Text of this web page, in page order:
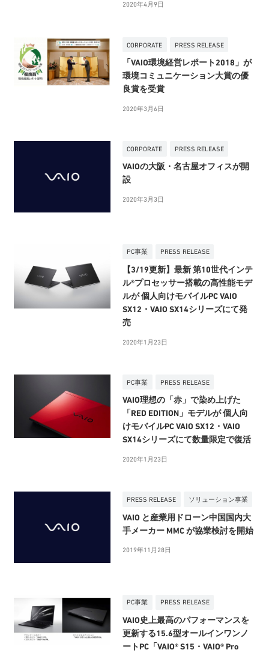
2020年4月9日
CORPORATE PRESS RELEASE
「VAIO環境経営レポート2018」が
環境コミュニケーション大賞の優
良賞を受賞
2020年3月6日
CORPORATE PRESS RELEASE
VAIOの大阪・名古屋オフィスが開
設
2020年3月3日
PC事業 PRESS RELEASE
【3/19更新】最新 第10世代インテ
ル®プロセッサー搭載の高性能モデ
ルが 個人向けモバイルPC VAIO
SX12・VAIO SX14シリーズにて発
売
2020年1月23日
PC事業 PRESS RELEASE
VAIO理想の「赤」で染め上げた
「RED EDITION」モデルが 個人向
けモバイルPC VAIO SX12・VAIO
SX14シリーズにて数量限定で復活
2020年1月23日
PRESS RELEASE ソリューション事業
VAIO と産業用ドローン中国国内大
手メーカー MMC が協業検討を開始
2019年11月28日
PC事業 PRESS RELEASE
VAIO史上最高のパフォーマンスを
更新する15.6型オールインワンノ
ートPC「VAIO® S15・VAIO® Pro